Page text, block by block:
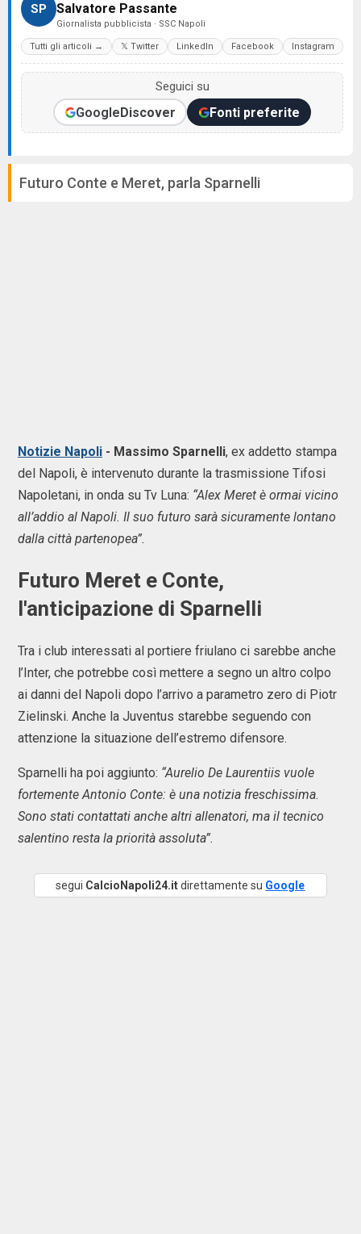
SP Salvatore Passante
Giornalista pubblicista · SSC Napoli
Tutti gli articoli → 𝕏 Twitter LinkedIn Facebook Instagram
Seguici su
GoogleDiscover Fonti preferite
Futuro Conte e Meret, parla Sparnelli
Notizie Napoli - Massimo Sparnelli, ex addetto stampa
del Napoli, è intervenuto durante la trasmissione Tifosi
Napoletani, in onda su Tv Luna: “Alex Meret è ormai vicino
all’addio al Napoli. Il suo futuro sarà sicuramente lontano
dalla città partenopea”.
Futuro Meret e Conte,
l'anticipazione di Sparnelli
Tra i club interessati al portiere friulano ci sarebbe anche
l’Inter, che potrebbe così mettere a segno un altro colpo
ai danni del Napoli dopo l’arrivo a parametro zero di Piotr
Zielinski. Anche la Juventus starebbe seguendo con
attenzione la situazione dell’estremo difensore.
Sparnelli ha poi aggiunto: “Aurelio De Laurentiis vuole
fortemente Antonio Conte: è una notizia freschissima.
Sono stati contattati anche altri allenatori, ma il tecnico
salentino resta la priorità assoluta”.
segui CalcioNapoli24.itdirettamente su Google